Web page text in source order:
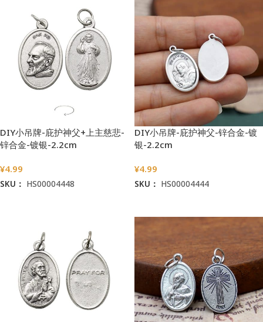
DIY小吊牌-庇护神父+上主慈悲-
锌合金-镀银-2.2cm
¥4.99
SKU： HS00004448
DIY小吊牌-庇护神父-锌合金-镀
银-2.2cm
¥4.99
SKU： HS00004444